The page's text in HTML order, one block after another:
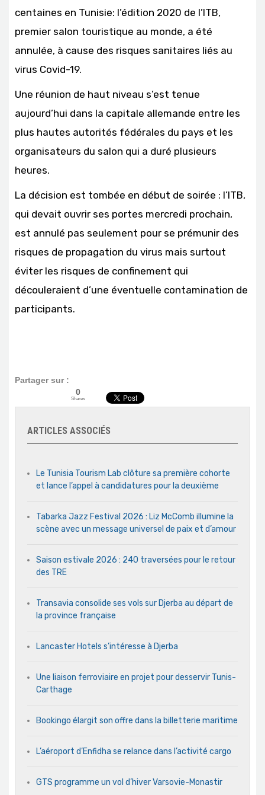
centaines en Tunisie: l’édition 2020 de l’ITB,
premier salon touristique au monde, a été
annulée, à cause des risques sanitaires liés au
virus Covid-19.
Une réunion de haut niveau s’est tenue
aujourd’hui dans la capitale allemande entre les
plus hautes autorités fédérales du pays et les
organisateurs du salon qui a duré plusieurs
heures.
La décision est tombée en début de soirée : l’ITB,
qui devait ouvrir ses portes mercredi prochain,
est annulé pas seulement pour se prémunir des
risques de propagation du virus mais surtout
éviter les risques de confinement qui
découleraient d’une éventuelle contamination de
participants.
Partager sur :
0
Shares
ARTICLES ASSOCIÉS
Le Tunisia Tourism Lab clôture sa première cohorte
et lance l’appel à candidatures pour la deuxième
Tabarka Jazz Festival 2026 : Liz McComb illumine la
scène avec un message universel de paix et d’amour
Saison estivale 2026 : 240 traversées pour le retour
des TRE
Transavia consolide ses vols sur Djerba au départ de
la province française
Lancaster Hotels s’intéresse à Djerba
Une liaison ferroviaire en projet pour desservir Tunis-
Carthage
Bookingo élargit son offre dans la billetterie maritime
L’aéroport d’Enfidha se relance dans l’activité cargo
GTS programme un vol d’hiver Varsovie-Monastir